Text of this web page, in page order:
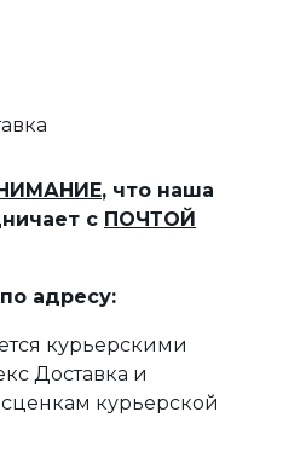
, что наша
с ПОЧТОЙ
адресу:
курьерскими
Доставка и
курьерской